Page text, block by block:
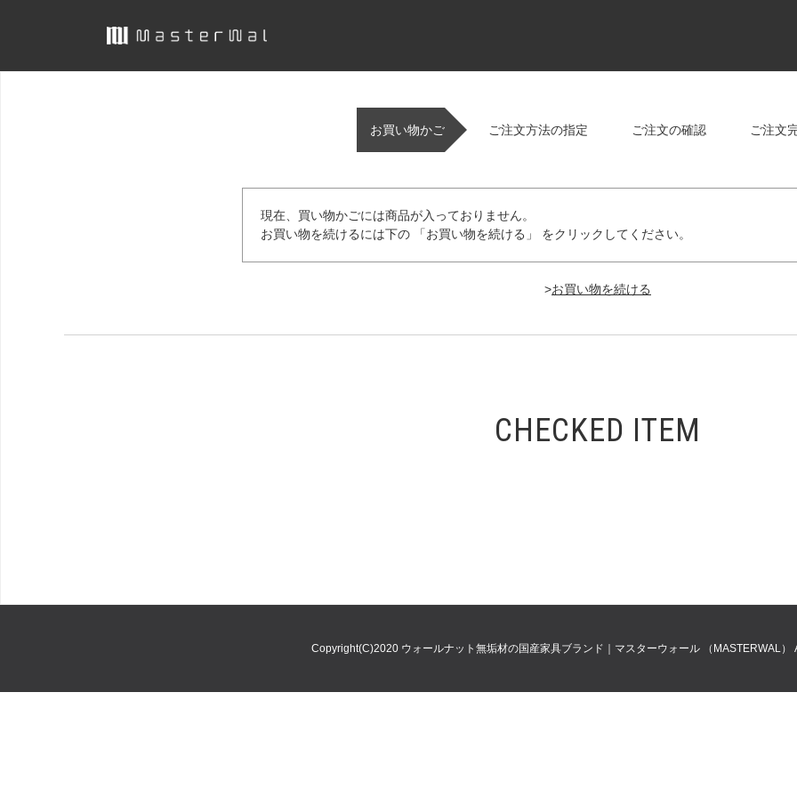
お買い物かご ご注文方法の指定 ご注文の確認 ご注文
現在、買い物かごには商品が入っておりません。
お買い物を続けるには下の 「お買い物を続ける」 をクリックしてください。
>
CHECKED ITEM
Copyright(C)2020 ウォールナット無垢材の国産家具ブランド｜マスターウォール （MASTERWAL）